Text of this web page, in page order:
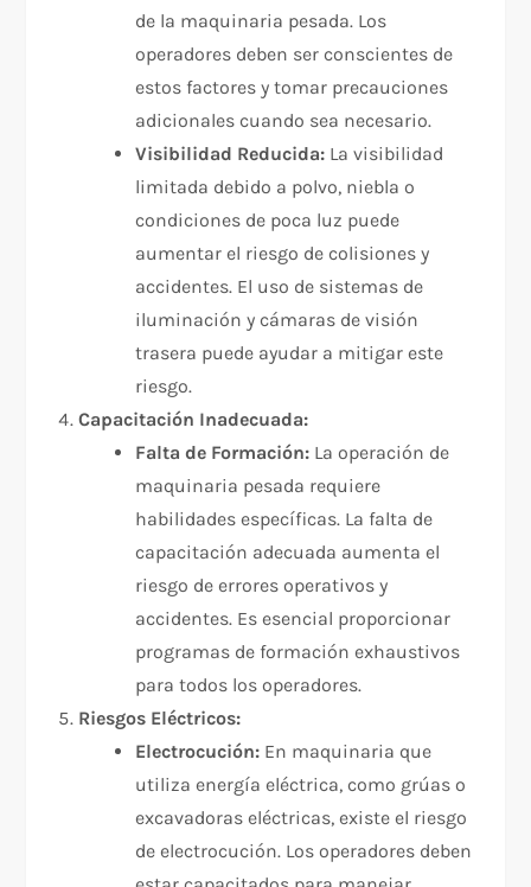
de la maquinaria pesada. Los
operadores deben ser conscientes de
estos factores y tomar precauciones
adicionales cuando sea necesario.
Visibilidad Reducida: La visibilidad
limitada debido a polvo, niebla o
condiciones de poca luz puede
aumentar el riesgo de colisiones y
accidentes. El uso de sistemas de
iluminación y cámaras de visión
trasera puede ayudar a mitigar este
riesgo.
Capacitación Inadecuada:
Falta de Formación: La operación de
maquinaria pesada requiere
habilidades específicas. La falta de
capacitación adecuada aumenta el
riesgo de errores operativos y
accidentes. Es esencial proporcionar
programas de formación exhaustivos
para todos los operadores.
Riesgos Eléctricos:
Electrocución: En maquinaria que
utiliza energía eléctrica, como grúas o
excavadoras eléctricas, existe el riesgo
de electrocución. Los operadores deben